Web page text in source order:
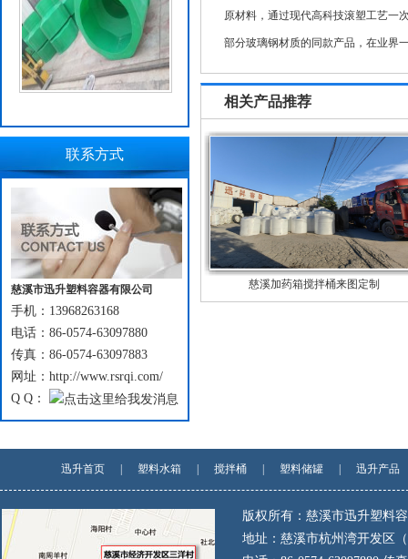
联系方式
慈溪市迅升塑料容器有限公司
手机：13968263168
电话：86-0574-63097880
传真：86-0574-63097883
网址：http://www.rsrqi.com/
Q Q：
原材料，通过现代高科技滚塑工艺一
部分玻璃钢材质的同款产品，在业界
相关产品推荐
慈溪加药箱搅拌桶来图定制
迅升首页 | 塑料水箱 | 搅拌桶 | 塑料储罐 | 迅升产品
版权所有：慈溪市迅升塑料
地址：慈溪市杭州湾开发区